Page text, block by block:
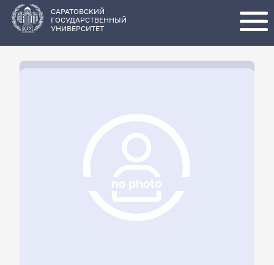
основному
содержанию
САРАТОВСКИЙ
ГОСУДАРСТВЕННЫЙ
УНИВЕРСИТЕТ